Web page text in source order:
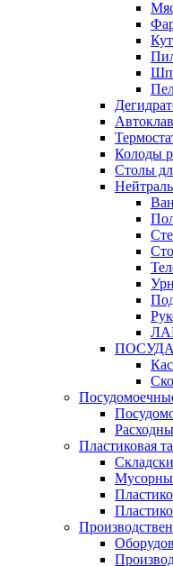
Колоды
Столы
ПОСУДА
Пластиковая